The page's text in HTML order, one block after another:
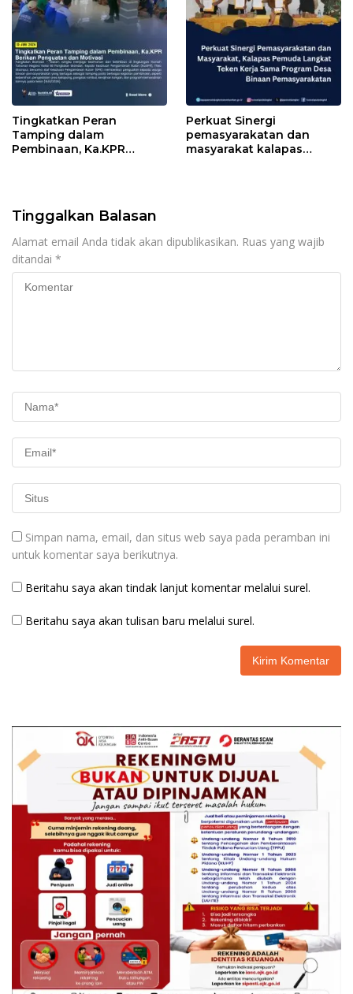
Tingkatkan Peran
Tamping dalam
Pembinaan, Ka.KPR
Perkuat Sinergi
pemasyarakatan dan
masyarakat kalapas
Tinggalkan Balasan
Alamat email Anda tidak akan dipublikasikan. Ruas yang wajib
ditandai *
Simpan nama, email, dan situs web saya pada peramban ini
untuk komentar saya berikutnya.
Beritahu saya akan tindak lanjut komentar melalui surel.
Beritahu saya akan tulisan baru melalui surel.